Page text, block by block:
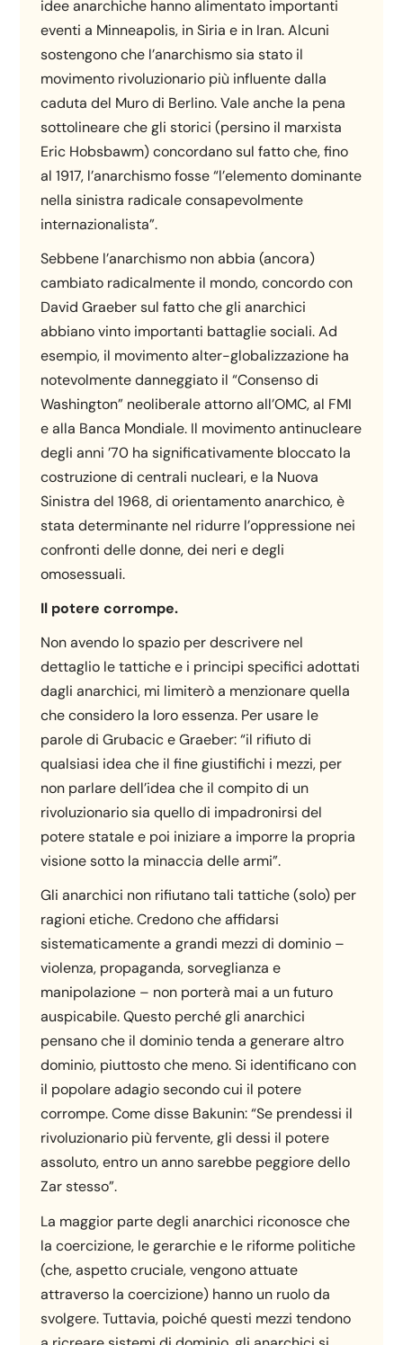
idee anarchiche hanno alimentato importanti
eventi a Minneapolis, in Siria e in Iran. Alcuni
sostengono che l’anarchismo sia stato il
movimento rivoluzionario più influente dalla
caduta del Muro di Berlino. Vale anche la pena
sottolineare che gli storici (persino il marxista
Eric Hobsbawm) concordano sul fatto che, fino
al 1917, l’anarchismo fosse “l’elemento dominante
nella sinistra radicale consapevolmente
internazionalista”.
Sebbene l’anarchismo non abbia (ancora)
cambiato radicalmente il mondo, concordo con
David Graeber sul fatto che gli anarchici
abbiano vinto importanti battaglie sociali. Ad
esempio, il movimento alter-globalizzazione ha
notevolmente danneggiato il “Consenso di
Washington” neoliberale attorno all’OMC, al FMI
e alla Banca Mondiale. Il movimento antinucleare
degli anni ’70 ha significativamente bloccato la
costruzione di centrali nucleari, e la Nuova
Sinistra del 1968, di orientamento anarchico, è
stata determinante nel ridurre l’oppressione nei
confronti delle donne, dei neri e degli
omosessuali.
Il potere corrompe.
Non avendo lo spazio per descrivere nel
dettaglio le tattiche e i principi specifici adottati
dagli anarchici, mi limiterò a menzionare quella
che considero la loro essenza. Per usare le
parole di Grubacic e Graeber: “il rifiuto di
qualsiasi idea che il fine giustifichi i mezzi, per
non parlare dell’idea che il compito di un
rivoluzionario sia quello di impadronirsi del
potere statale e poi iniziare a imporre la propria
visione sotto la minaccia delle armi”.
Gli anarchici non rifiutano tali tattiche (solo) per
ragioni etiche. Credono che affidarsi
sistematicamente a grandi mezzi di dominio –
violenza, propaganda, sorveglianza e
manipolazione – non porterà mai a un futuro
auspicabile. Questo perché gli anarchici
pensano che il dominio tenda a generare altro
dominio, piuttosto che meno. Si identificano con
il popolare adagio secondo cui il potere
corrompe. Come disse Bakunin: “Se prendessi il
rivoluzionario più fervente, gli dessi il potere
assoluto, entro un anno sarebbe peggiore dello
Zar stesso”.
La maggior parte degli anarchici riconosce che
la coercizione, le gerarchie e le riforme politiche
(che, aspetto cruciale, vengono attuate
attraverso la coercizione) hanno un ruolo da
svolgere. Tuttavia, poiché questi mezzi tendono